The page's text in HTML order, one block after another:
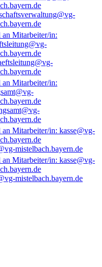
mistelbach.bayern.de
mistelbach.bayern.de